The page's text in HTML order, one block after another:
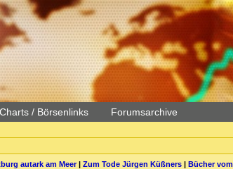
Charts / Börsenlinks Forumsarchive
autark am Meer| Zum Tode Jürgen Küßners| Bücher